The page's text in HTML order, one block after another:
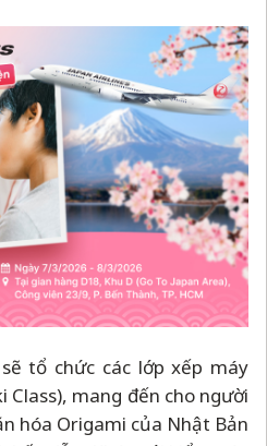
tổ chức các lớp xếp máy
Class), mang đến cho người
hóa Origami của Nhật Bản